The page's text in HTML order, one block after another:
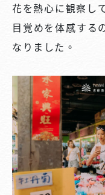
花を熱心に観察し
目覚めを体感する
なりました。